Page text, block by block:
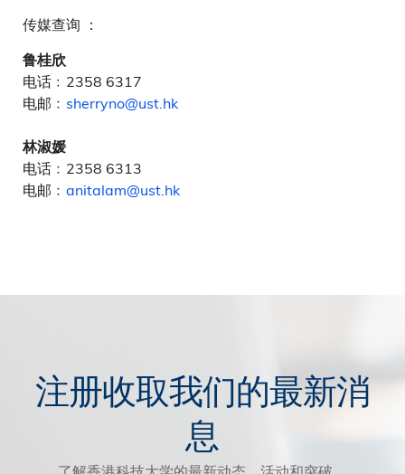
传媒查询 ：
鲁桂欣
电话﹕2358 6317
电邮﹕ sherryno@ust.hk
林淑媛
电话﹕2358 6313
电邮﹕ anitalam@ust.hk
注册收取我们的最新消
息